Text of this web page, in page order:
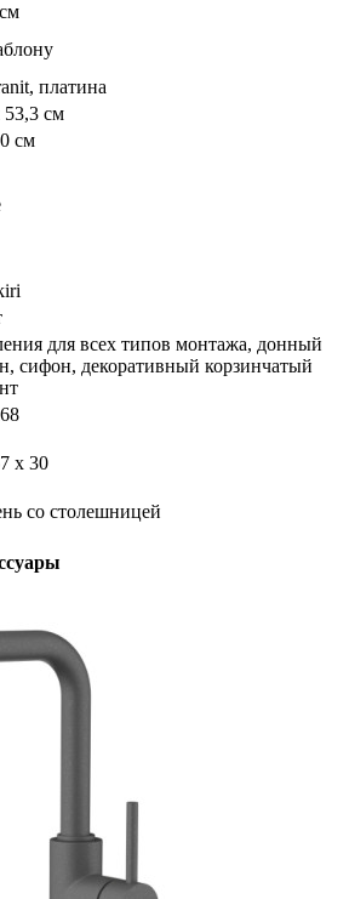
платина
53,3 см
см
для всех типов монтажа, донный
сифон, декоративный корзинчатый
х 30
со столешницей